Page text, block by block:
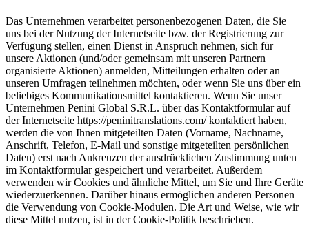
Das Unternehmen verarbeitet personenbezogenen Daten, die Sie
uns bei der Nutzung der Internetseite bzw. der Registrierung zur
Verfügung stellen, einen Dienst in Anspruch nehmen, sich für
unsere Aktionen (und/oder gemeinsam mit unseren Partnern
organisierte Aktionen) anmelden, Mitteilungen erhalten oder an
unseren Umfragen teilnehmen möchten, oder wenn Sie uns über ein
beliebiges Kommunikationsmittel kontaktieren. Wenn Sie unser
Unternehmen Penini Global S.R.L. über das Kontaktformular auf
der Internetseite https://peninitranslations.com/ kontaktiert haben,
werden die von Ihnen mitgeteilten Daten (Vorname, Nachname,
Anschrift, Telefon, E-Mail und sonstige mitgeteilten persönlichen
Daten) erst nach Ankreuzen der ausdrücklichen Zustimmung unten
im Kontaktformular gespeichert und verarbeitet. Außerdem
verwenden wir Cookies und ähnliche Mittel, um Sie und Ihre Geräte
wiederzuerkennen. Darüber hinaus ermöglichen anderen Personen
die Verwendung von Cookie-Modulen. Die Art und Weise, wie wir
diese Mittel nutzen, ist in der Cookie-Politik beschrieben.